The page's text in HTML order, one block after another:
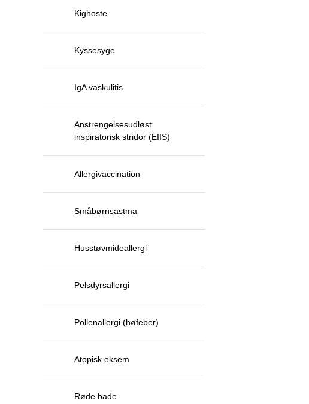
Kighoste
Kyssesyge
IgA vaskulitis
Anstrengelsesudløst
inspiratorisk stridor (EIIS)
Allergivaccination
Småbørnsastma
Husstøvmideallergi
Pelsdyrsallergi
Pollenallergi (høfeber)
Atopisk eksem
Røde bade